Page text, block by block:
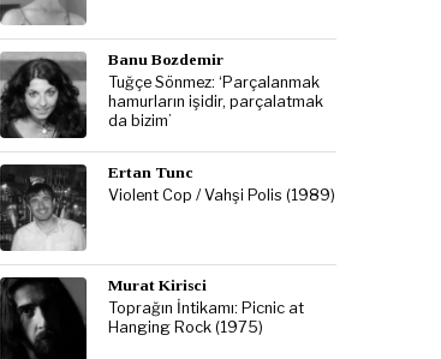
Banu Bozdemir
Tuğçe Sönmez: ‘Parçalanmak
hamurların işidir, parçalatmak
da bizim’
Ertan Tunc
Violent Cop / Vahşi Polis (1989)
Murat Kirisci
Toprağın İntikamı: Picnic at
Hanging Rock (1975)